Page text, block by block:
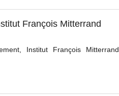
François Mitterrand
Institut François Mitterrand,